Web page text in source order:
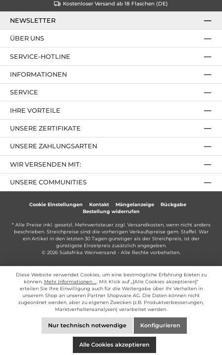
Kostenloser Versand ab 18 Flaschen (DE)
NEWSLETTER
SERVICE-HOTLINE
IHRE VORTEILE
UNSERE ZAHLUNGSARTEN
ÜBER UNS
UNSERE ZERTIFIKATE
INFORMATIONEN
SERVICE
UNSERE COMMUNITIES
WIR VERSENDEN MIT:
Cookie Einstellungen Kontakt Mängelanzeige
Rückgabe
Bestellung widerrufen
* Alle Preise inkl. gesetzl. Mehrwertsteuer zzgl. Versandkosten, wenn nicht anders
beschrieben. Streichpreise sind die vorherigen Verkaufspreise gem. Staffel. War
ein Artikel in den letzten 30 Tagen günstiger als der Streichpreis, ist der
günstigste Einzelpreis zusätzlich angegeben.
© 2026 Südafrika Weinversand - Alle Rechte vorbehalten.
Diese Website verwendet Cookies, um eine bestmögliche Erfahrung bieten zu
können. Mehr Informationen ...
. Mit Klick auf „[Alle Cookies akzeptieren]“
erteilen Sie Ihre Einwilligung auch für die Weitergabe über Ihr Verhalten in
unserem Shop an unseren Partner Shopware AG. Die Daten können nicht
zugeordnet werden, aber zu eigenen Zwecken (z.B. Produktverbesserungen,
Marktverhaltensanalysen) verarbeitet werden.
Nur technisch notwendige Konfigurieren
Alle Cookies akzeptieren